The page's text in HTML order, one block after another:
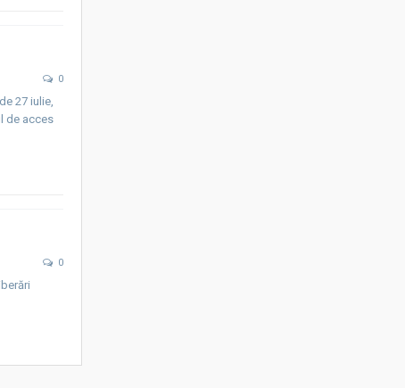
0
27 iulie,
de acces
0